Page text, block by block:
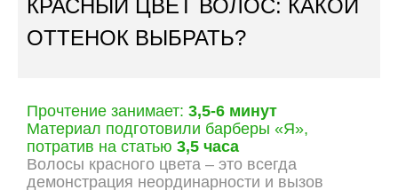
КРАСНЫЙ ЦВЕТ ВОЛОС: КАКОЙ
ОТТЕНОК ВЫБРАТЬ?
Прочтение занимает: 3,5-6 минут
Материал подготовили барберы «Я»,
потратив на статью 3,5 часа
Волосы красного цвета – это всегда
демонстрация неординарности и вызов